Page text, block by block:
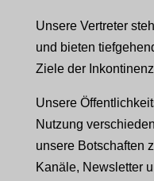
Unsere Vertreter
und bieten
Ziele der
Unsere
Nutzung
unsere Botschaften
Kanäle, Newsletter